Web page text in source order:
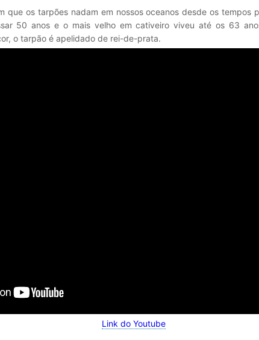
que os tarpões nadam em nossos oceanos desde os tempos
50 anos e o mais velho em cativeiro viveu até os 63
o tarpão é apelidado de rei-de-prata.
Link do Youtube